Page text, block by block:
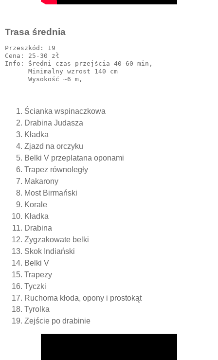
Trasa średnia
Przeszkód: 19
Cena: 25-30 zł
Info: Średni czas przejścia 40-60 min,
      Minimalny wzrost 140 cm
Ścianka wspinaczkowa
Drabina Judasza
Kładka
Zjazd na orczyku
Belki V przeplatana oponami
Trapez równoległy
Makarony
Most Birmański
Korale
Kładka
Drabina
Zygzakowate belki
Skok Indiański
Belki V
Trapezy
Tyczki
Ruchoma kłoda, opony i prostokąt
Tyrolka
Zejście po drabinie